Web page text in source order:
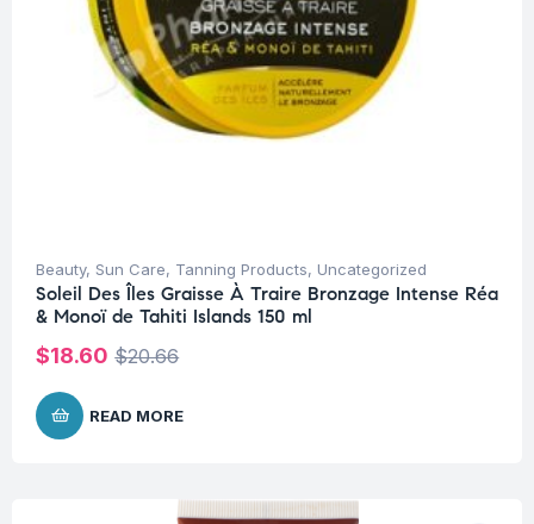
Beauty, Sun Care, Tanning Products, Uncategorized
Soleil Des Îles Graisse À Traire Bronzage Intense Réa
& Monoï de Tahiti Islands 150 ml
$20.66
$18.60
READ MORE